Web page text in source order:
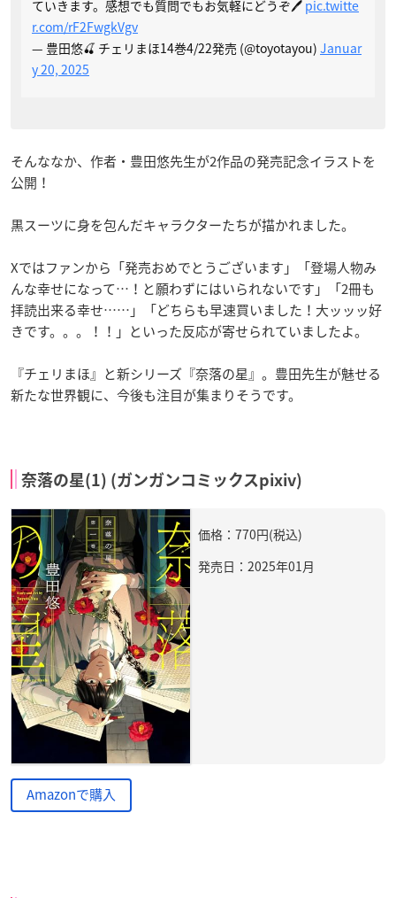
ていきます。感想でも質問でもお気軽にどうぞ🖊 pic.twitte
r.com/rF2FwgkVgv
— 豊田悠🍒 チェリまほ14巻4/22発売 (@toyotayou) Januar
y 20, 2025
そんななか、作者・豊田悠先生が2作品の発売記念イラストを
公開！
黒スーツに身を包んだキャラクターたちが描かれました。
Xではファンから「発売おめでとうございます」「登場人物み
んな幸せになって…！と願わずにはいられないです」「2冊も
拝読出来る幸せ……」「どちらも早速買いました！大ッッッ好
きです。。。！！」といった反応が寄せられていましたよ。
『チェリまほ』と新シリーズ『奈落の星』。豊田先生が魅せる
新たな世界観に、今後も注目が集まりそうです。
奈落の星(1) (ガンガンコミックスpixiv)
価格：770円(税込)
発売日：2025年01月
Amazonで購入